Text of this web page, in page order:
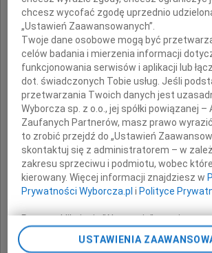
serdeczne
z
chcesz wycofać zgodę uprzednio
„Ustawień Zaawansowanych”.
Twoje dane osobowe mogą być
celów badania i mierzenia informacji
funkcjonowania serwisów i aplikacji lub
dot. świadczonych Tobie usług. Jeśli
przetwarzania Twoich danych jest
Wyborcza sp. z o.o., jej spółki powiązanej –
Zaufanych Partnerów, masz prawo
to zrobić przejdź do „Ustawień
skontaktuj się z administratorem – w
zakresu sprzeciwu i podmiotu, wobec
kierowany. Więcej informacji znajdziesz w
Prywatności Wyborcza.pl i Polityce
Poprzez kliknięcie "Akceptuję" wyrażasz
zainstalowanie i przechowywanie plików
Wyborczej sp. z o. o. jej Zaufanych
USTAWIENIA